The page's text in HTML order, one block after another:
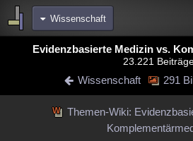
Wissenschaft
Bereiche
Diskussionen Blogs
meine Rubriken
Wissenschaft Politik
Evidenzbasierte Medizin vs.
23.221
Wissenschaft 291
Themen-Wiki: